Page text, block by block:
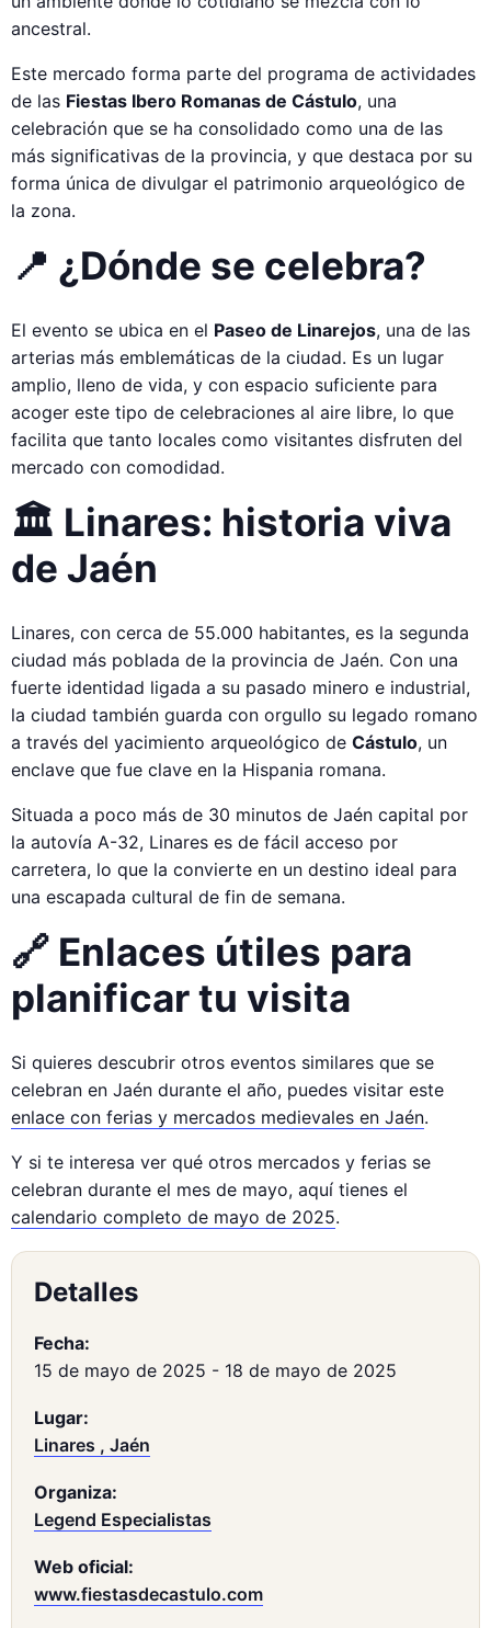
ancestral.
Este mercado forma parte del programa de actividades
de las Fiestas Ibero Romanas de Cástulo, una
celebración que se ha consolidado como una de las
más significativas de la provincia, y que destaca por su
forma única de divulgar el patrimonio arqueológico de
la zona.
📍 ¿Dónde se celebra?
El evento se ubica en el Paseo de Linarejos, una de las
arterias más emblemáticas de la ciudad. Es un lugar
amplio, lleno de vida, y con espacio suficiente para
acoger este tipo de celebraciones al aire libre, lo que
facilita que tanto locales como visitantes disfruten del
mercado con comodidad.
🏛️ Linares: historia viva
de Jaén
Linares, con cerca de 55.000 habitantes, es la segunda
ciudad más poblada de la provincia de Jaén. Con una
fuerte identidad ligada a su pasado minero e industrial,
la ciudad también guarda con orgullo su legado romano
a través del yacimiento arqueológico de Cástulo, un
enclave que fue clave en la Hispania romana.
Situada a poco más de 30 minutos de Jaén capital por
la autovía A-32, Linares es de fácil acceso por
carretera, lo que la convierte en un destino ideal para
una escapada cultural de fin de semana.
🔗 Enlaces útiles para
planificar tu visita
Si quieres descubrir otros eventos similares que se
celebran en Jaén durante el año, puedes visitar este
enlace con ferias y mercados medievales en Jaén.
Y si te interesa ver qué otros mercados y ferias se
celebran durante el mes de mayo, aquí tienes el
calendario completo de mayo de 2025.
Detalles
Fecha:
15 de mayo de 2025 - 18 de mayo de 2025
Lugar:
Linares , Jaén
Organiza:
Legend Especialistas
Web oficial:
www.fiestasdecastulo.com